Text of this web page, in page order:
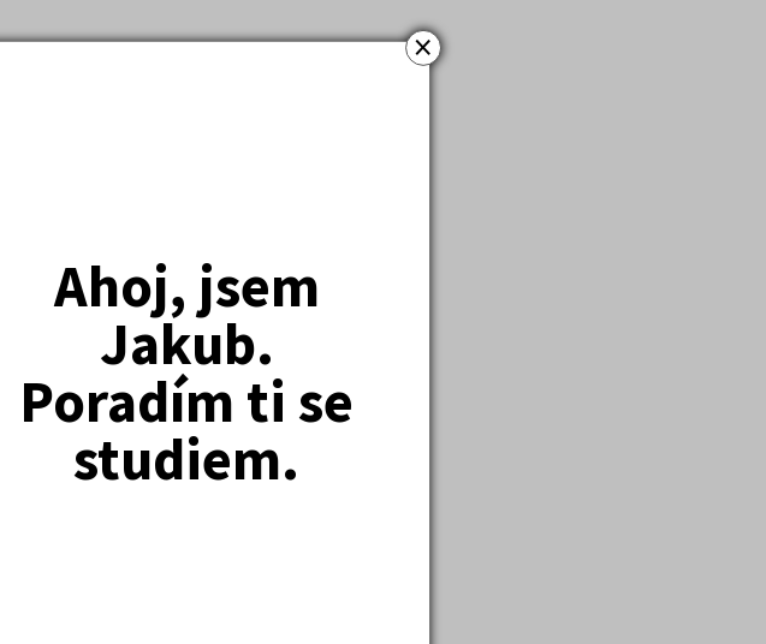
×
Ahoj, jsem
Jakub.
Poradím ti se
studiem.